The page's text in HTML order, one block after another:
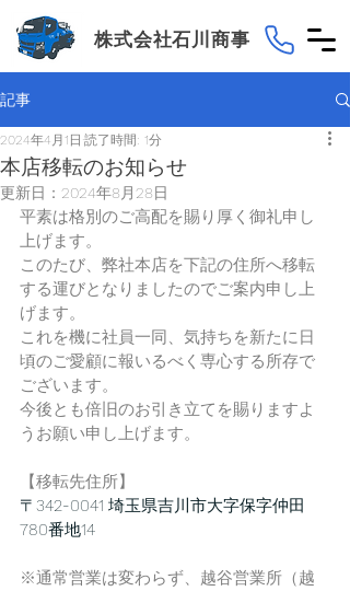
株式会社石川商事
記事
本店移転のお知らせ
2024年4月1日 読了時間: 1分
更新日： 2024年8月28日
平素は格別のご高配を賜り厚く御礼申し
上げます。
このたび、弊社本店を下記の住所へ移転
する運びとなりましたのでご案内申し上
げます。
これを機に社員一同、気持ちを新たに日
頃のご愛顧に報いるべく専心する所存で
ございます。
今後とも倍旧のお引き立てを賜りますよ
うお願い申し上げます。
【移転先住所】
〒342-0041 埼玉県吉川市大字保字仲田
780番地14
※通常営業は変わらず、越谷営業所（越